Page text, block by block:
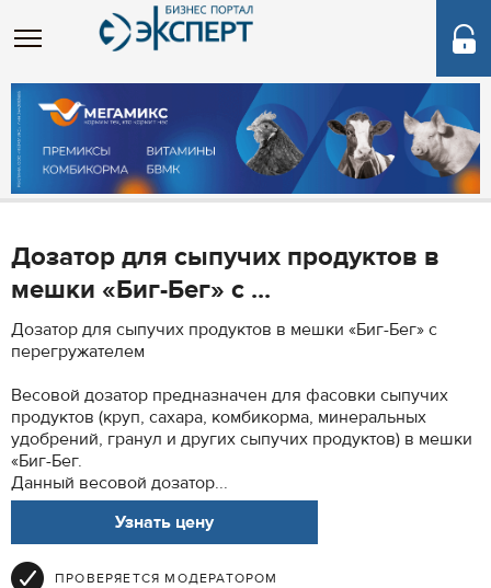
Дозатор для сыпучих продуктов в
мешки «Биг-Бег» с ...
Дозатор для сыпучих продуктов в мешки «Биг-Бег» с
перегружателем
Весовой дозатор предназначен для фасовки сыпучих
продуктов (круп, сахара, комбикорма, минеральных
удобрений, гранул и других сыпучих продуктов) в мешки
«Биг-Бег.
Данный весовой дозатор...
Узнать цену
ПРОВЕРЯЕТСЯ МОДЕРАТОРОМ